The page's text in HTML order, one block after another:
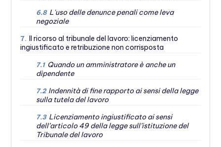
6.8 L'uso delle denunce penali come leva
negoziale
7. Il ricorso al tribunale del lavoro: licenziamento
ingiustificato e retribuzione non corrisposta
7.1 Quando un amministratore è anche un
dipendente
7.2 Indennità di fine rapporto ai sensi della legge
sulla tutela del lavoro
7.3 Licenziamento ingiustificato ai sensi
dell’articolo 49 della legge sull’istituzione del
Tribunale del lavoro